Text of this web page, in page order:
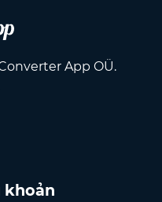
App OÜ.
khoản